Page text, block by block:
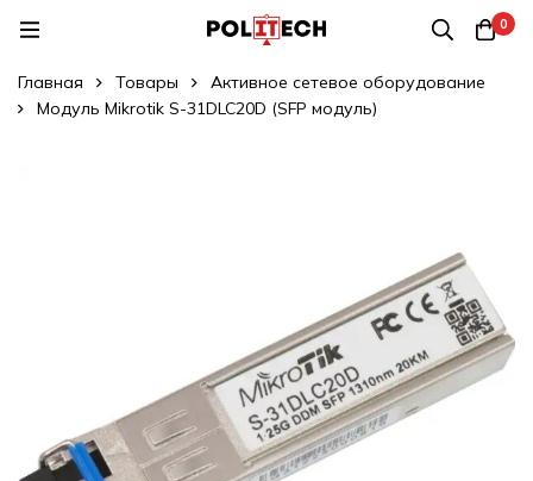
0
Главная Товары
Активное сетевое оборудование
Модуль Mikrotik S-31DLC20D (SFP модуль)